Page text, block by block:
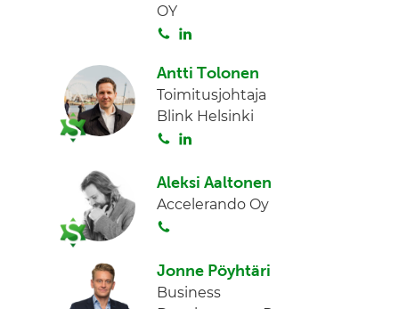
OY
S
i
t
a
n
k
e
n
Antti Tolonen
Toimitusjohtaja
Blink Helsinki
S
i
t
n
k
I
n
Aleksi Aaltonen
Accelerando Oy
i
t
Jonne Pöyhtäri
Business